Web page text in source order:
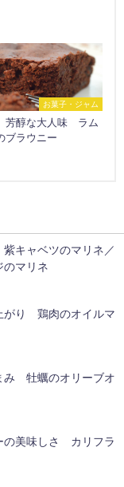
お菓子・ジャム
芳醇な大人味 ラム
ブラウニー
キャベツのマリネ／
のマリネ
がり 鶏肉のオイルマ
み 牡蠣のオリーブオ
の美味しさ カリフラ